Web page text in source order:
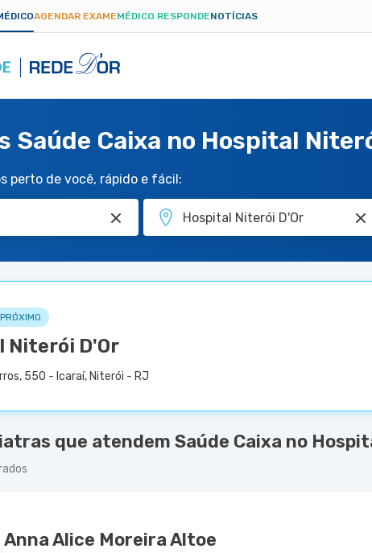
AGENDAR EXAMEMÉDICO RESPONDENOTÍCIAS
Saúde Caixa no Hospital
perto de você, rápido e fácil:
Niterói D'Or
550 - Icaraí, Niterói - RJ
que atendem Saúde Caixa no
Anna Alice Moreira Altoe